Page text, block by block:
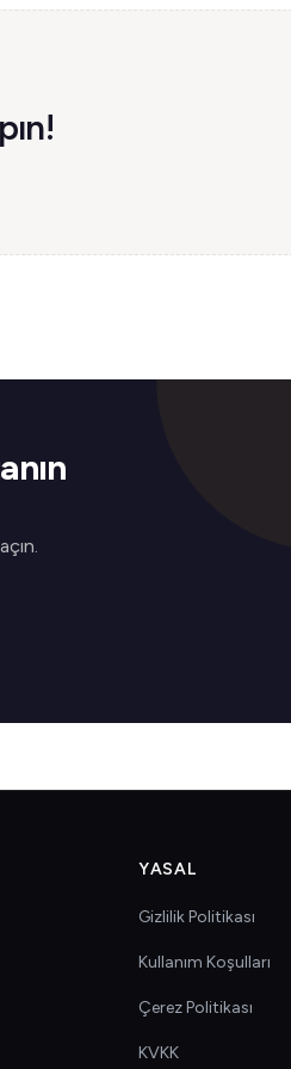
YASAL
Gizlilik Politikası
Kullanım Koşulları
Çerez Politikası
KVKK